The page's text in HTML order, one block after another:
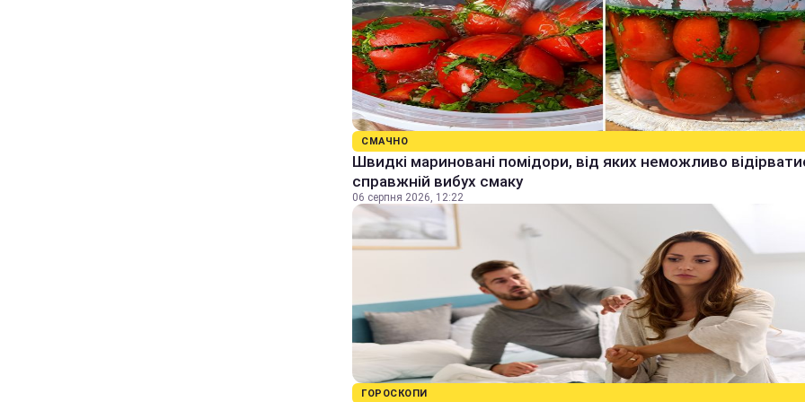
СМАЧНО
Швидкі мариновані помідори, від яких неможливо
справжній вибух смаку
06 серпня 2026, 12:22
ГОРОСКОПИ